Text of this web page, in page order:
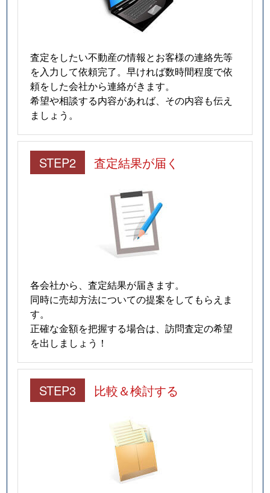
査定をしたい不動産の情報とお客様の連絡先等
を入力して依頼完了。早ければ数時間程度で依
頼をした会社から連絡がきます。
希望や相談する内容があれば、その内容も伝え
ましょう。
STEP2 査定結果が届く
各会社から、査定結果が届きます。
同時に売却方法についての提案をしてもらえま
す。
正確な金額を把握する場合は、訪問査定の希望
を出しましょう！
STEP3 比較＆検討する